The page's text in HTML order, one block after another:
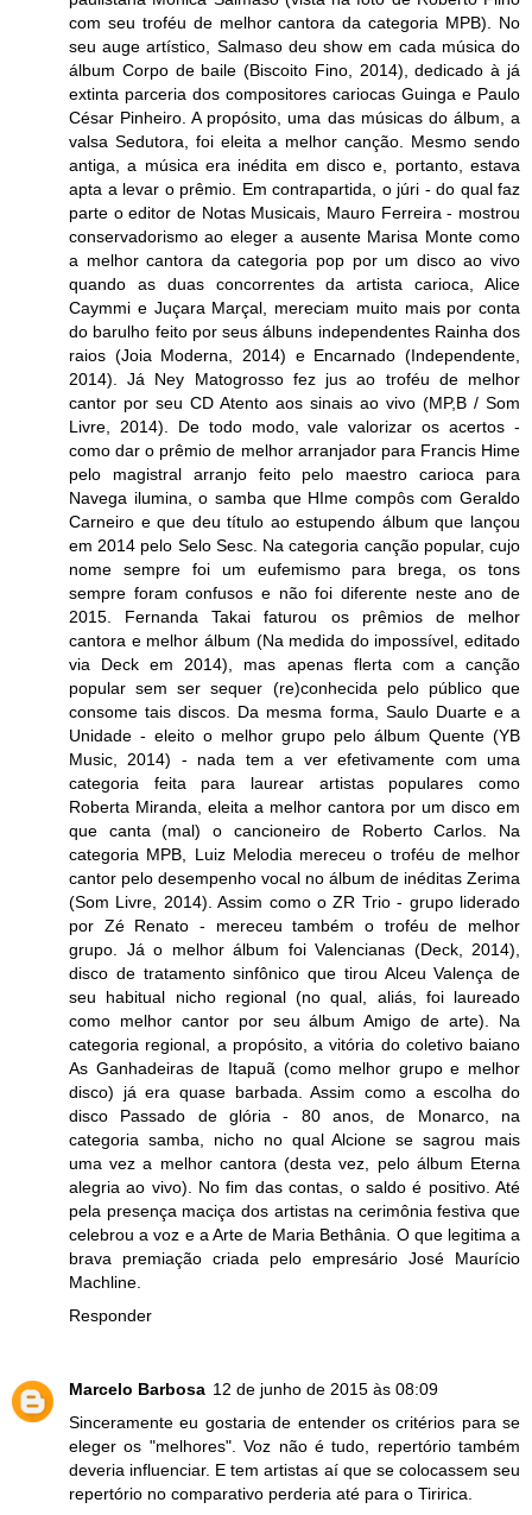
com seu troféu de melhor cantora da categoria MPB). No
seu auge artístico, Salmaso deu show em cada música do
álbum Corpo de baile (Biscoito Fino, 2014), dedicado à já
extinta parceria dos compositores cariocas Guinga e Paulo
César Pinheiro. A propósito, uma das músicas do álbum, a
valsa Sedutora, foi eleita a melhor canção. Mesmo sendo
antiga, a música era inédita em disco e, portanto, estava
apta a levar o prêmio. Em contrapartida, o júri - do qual faz
parte o editor de Notas Musicais, Mauro Ferreira - mostrou
conservadorismo ao eleger a ausente Marisa Monte como
a melhor cantora da categoria pop por um disco ao vivo
quando as duas concorrentes da artista carioca, Alice
Caymmi e Juçara Marçal, mereciam muito mais por conta
do barulho feito por seus álbuns independentes Rainha dos
raios (Joia Moderna, 2014) e Encarnado (Independente,
2014). Já Ney Matogrosso fez jus ao troféu de melhor
cantor por seu CD Atento aos sinais ao vivo (MP,B / Som
Livre, 2014). De todo modo, vale valorizar os acertos -
como dar o prêmio de melhor arranjador para Francis Hime
pelo magistral arranjo feito pelo maestro carioca para
Navega ilumina, o samba que HIme compôs com Geraldo
Carneiro e que deu título ao estupendo álbum que lançou
em 2014 pelo Selo Sesc. Na categoria canção popular, cujo
nome sempre foi um eufemismo para brega, os tons
sempre foram confusos e não foi diferente neste ano de
2015. Fernanda Takai faturou os prêmios de melhor
cantora e melhor álbum (Na medida do impossível, editado
via Deck em 2014), mas apenas flerta com a canção
popular sem ser sequer (re)conhecida pelo público que
consome tais discos. Da mesma forma, Saulo Duarte e a
Unidade - eleito o melhor grupo pelo álbum Quente (YB
Music, 2014) - nada tem a ver efetivamente com uma
categoria feita para laurear artistas populares como
Roberta Miranda, eleita a melhor cantora por um disco em
que canta (mal) o cancioneiro de Roberto Carlos. Na
categoria MPB, Luiz Melodia mereceu o troféu de melhor
cantor pelo desempenho vocal no álbum de inéditas Zerima
(Som Livre, 2014). Assim como o ZR Trio - grupo liderado
por Zé Renato - mereceu também o troféu de melhor
grupo. Já o melhor álbum foi Valencianas (Deck, 2014),
disco de tratamento sinfônico que tirou Alceu Valença de
seu habitual nicho regional (no qual, aliás, foi laureado
como melhor cantor por seu álbum Amigo de arte). Na
categoria regional, a propósito, a vitória do coletivo baiano
As Ganhadeiras de Itapuã (como melhor grupo e melhor
disco) já era quase barbada. Assim como a escolha do
disco Passado de glória - 80 anos, de Monarco, na
categoria samba, nicho no qual Alcione se sagrou mais
uma vez a melhor cantora (desta vez, pelo álbum Eterna
alegria ao vivo). No fim das contas, o saldo é positivo. Até
pela presença maciça dos artistas na cerimônia festiva que
celebrou a voz e a Arte de Maria Bethânia. O que legitima a
brava premiação criada pelo empresário José Maurício
Machline.
Responder
Marcelo Barbosa 12 de junho de 2015 às 08:09
Sinceramente eu gostaria de entender os critérios para se
eleger os "melhores". Voz não é tudo, repertório também
deveria influenciar. E tem artistas aí que se colocassem seu
repertório no comparativo perderia até para o Tiririca.